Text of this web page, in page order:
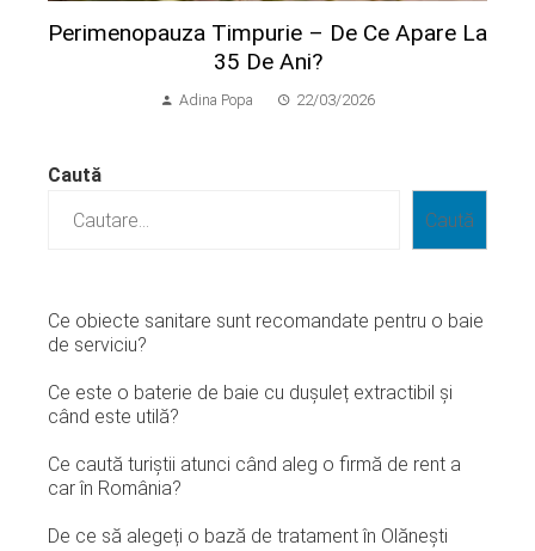
Perimenopauza Timpurie – De Ce Apare La
35 De Ani?
Adina Popa 22/03/2026
Caută
Caută
Ce obiecte sanitare sunt recomandate pentru o baie
de serviciu?
Ce este o baterie de baie cu dușuleț extractibil și
când este utilă?
Ce caută turiștii atunci când aleg o firmă de rent a
car în România?
De ce să alegeți o bază de tratament în Olănești